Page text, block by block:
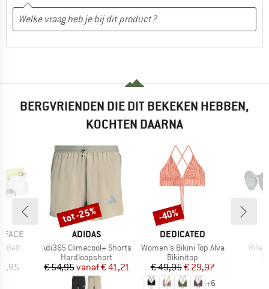
BERGVRIENDEN DIE DIT BEKEKEN HEBBEN,
KOCHTEN DAARNA
FACE
Belt
MERK
ADIDAS
Artikel
Adi365 Climacool+ Shorts
Productgroep
Hardloopshort
Prijs
€ 54,95 Verlaagde prijs
vanaf€ 41,21
Korting
tot -25%
MERK
DEDICATED
Artikel
Women's Bikini Top Alva
Productgroep
Bikinitop
Prijs
€ 49,95Verlaagde prijs
€ 29,97
+6
Korting
-40%
Rille